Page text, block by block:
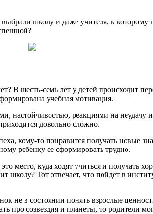
школу и даже учителя, к
?
В шесть-семь лет у детей происходит
учебная мотивация.
настойчивостью, реакциями на
довольно сложно.
кому-то понравится получать новые
ребенку ее сформировать трудно.
место, куда ходят учиться и
школу? Тот отвечает, что пойдет в
не в состоянии понять взрослые
созвездия и планеты, то родители